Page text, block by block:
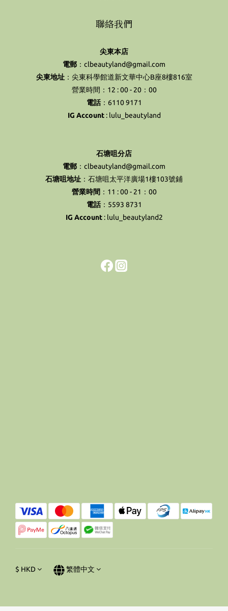
聯絡我們
尖東本店
電郵 ：clbeautyland@gmail.com
尖東地址：尖東科學館道新文華中心B座8樓816室
營業時間：12 : 00 - 20：00
電話：6110 9171
IG Account: lulu_beautyland
石塘咀分店
電郵 ：clbeautyland@gmail.com
石塘咀地址 ：石塘咀太平洋廣場1樓103號鋪
營業時間 ：11 : 00 - 21：00
電話：5593 8731
IG Account: lulu_beautyland2
$ HKD 繁體中文